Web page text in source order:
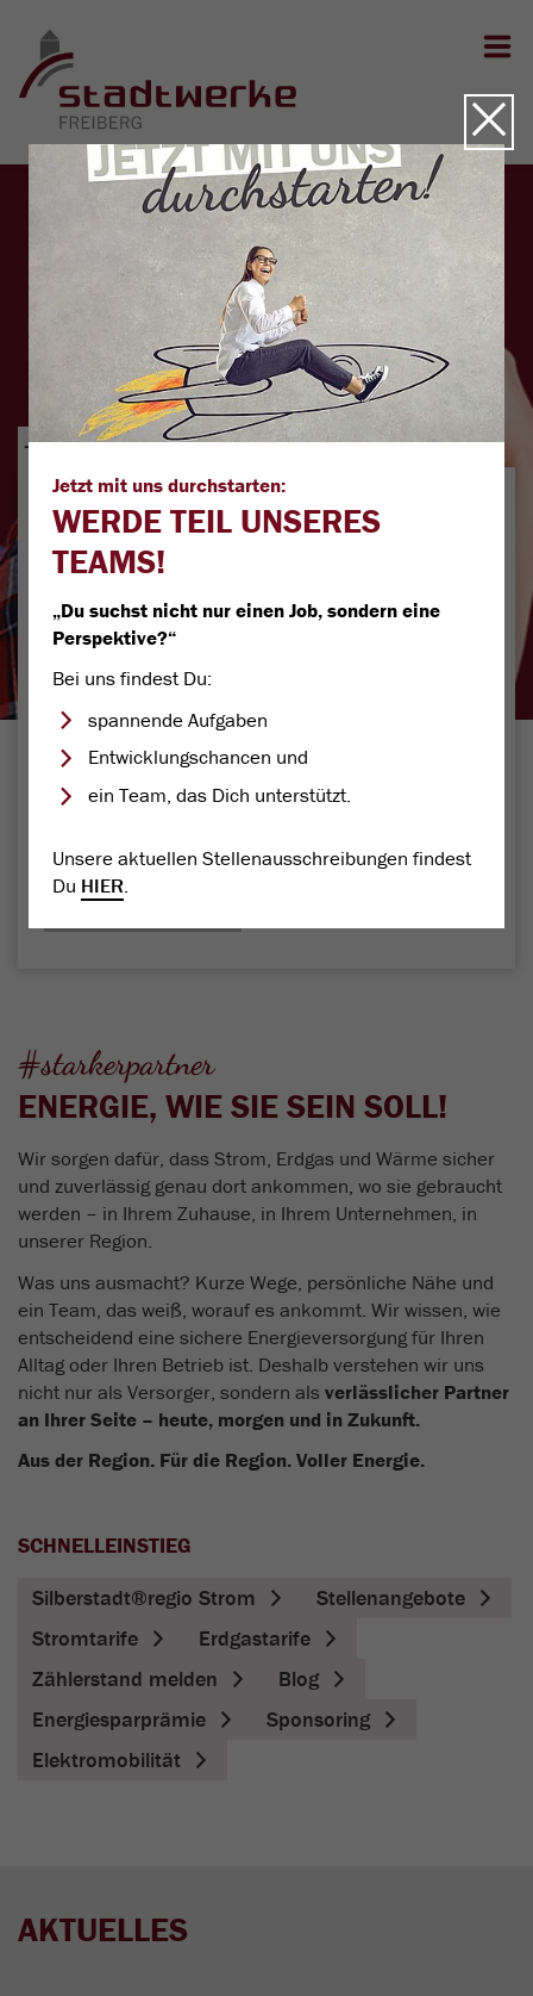
STADTWERKE FREIBERG
TARIF-RECHNER
Strom Gas
Bitte geben Sie Ihre Daten ein:
1. Postleitzahl
2. Personen im Haushalt
1Personenhaushalt
2Personenhaushalt
oder Ihr Jahresverbrauch
Stromtarif finden
ENERGIE, WIE SIE SEIN SOLL!
#starkerpartner
Wir sorgen dafür, dass Strom, Erdgas und Wärme sicher
und zuverlässig genau dort ankommen, wo sie gebraucht
werden – in Ihrem Zuhause, in Ihrem Unternehmen, in
unserer Region.
Was uns ausmacht? Kurze Wege, persönliche Nähe und
ein Team, das weiß, worauf es ankommt. Wir wissen, wie
entscheidend eine sichere Energieversorgung für Ihren
Alltag oder Ihren Betrieb ist. Deshalb verstehen wir uns
nicht nur als Versorger, sondern als verlässlicher Partner
an Ihrer Seite – heute, morgen und in Zukunft.
Aus der Region. Für die Region. Voller Energie.
SCHNELLEINSTIEG
Silberstadt®regio Strom
Stellenangebote
Stromtarife
Erdgastarife
Zählerstand melden
Blog
Energiesparprämie
Sponsoring
Elektromobilität
AKTUELLES
WERDE TEIL UNSERES
TEAMS!
Jetzt mit uns durchstarten:
„Du suchst nicht nur einen Job, sondern eine
Perspektive?“
Bei uns findest Du:
spannende Aufgaben
Entwicklungschancen und
ein Team, das Dich unterstützt.
Unsere aktuellen Stellenausschreibungen findest
Du HIER.